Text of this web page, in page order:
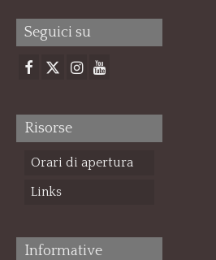
Seguici su
Risorse
Orari di apertura
Links
Informative